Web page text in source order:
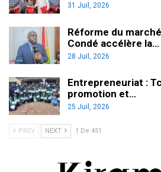
31 Juil, 2026
Réforme du
Condé accélère la…
28 Juil, 2026
Entrepreneuriat :
promotion et…
25 Juil, 2026
PREV NEXT 1 De 451